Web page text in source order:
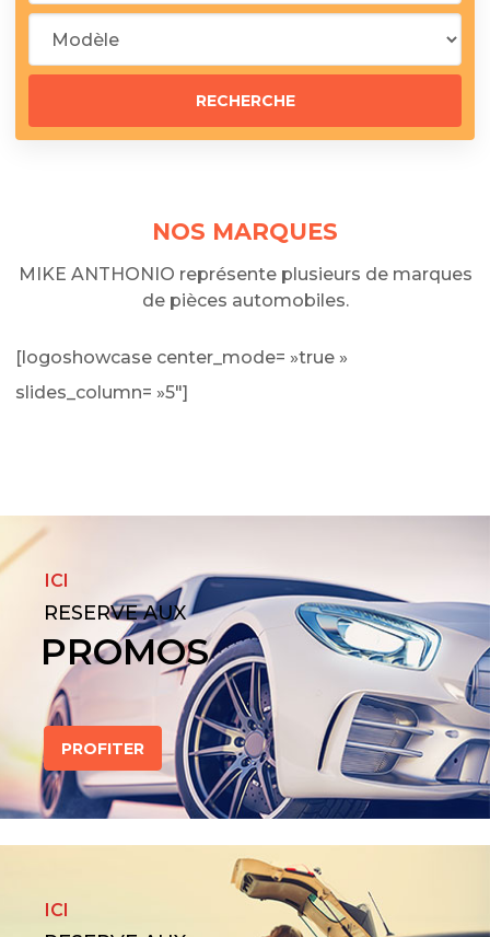
NOS MARQUES
MIKE ANTHONIO représente plusieurs de marques
de pièces automobiles.
[logoshowcase center_mode= »true »
slides_column= »5″]
ICI
RESERVE AUX
PROMOS
PROFITER
ICI